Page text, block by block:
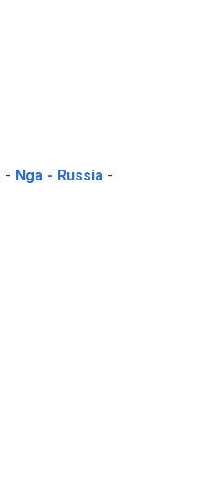
- Nga - Russia-